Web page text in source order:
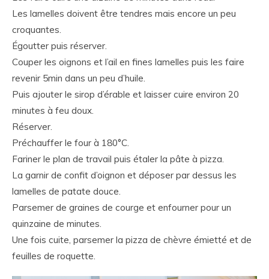
Les lamelles doivent être tendres mais encore un peu
croquantes.
Égoutter puis réserver.
Couper les oignons et l’ail en fines lamelles puis les faire
revenir 5min dans un peu d’huile.
Puis ajouter le sirop d’érable et laisser cuire environ 20
minutes à feu doux.
Réserver.
Préchauffer le four à 180°C.
Fariner le plan de travail puis étaler la pâte à pizza.
La garnir de confit d’oignon et déposer par dessus les
lamelles de patate douce.
Parsemer de graines de courge et enfourner pour un
quinzaine de minutes.
Une fois cuite, parsemer la pizza de chèvre émietté et de
feuilles de roquette.